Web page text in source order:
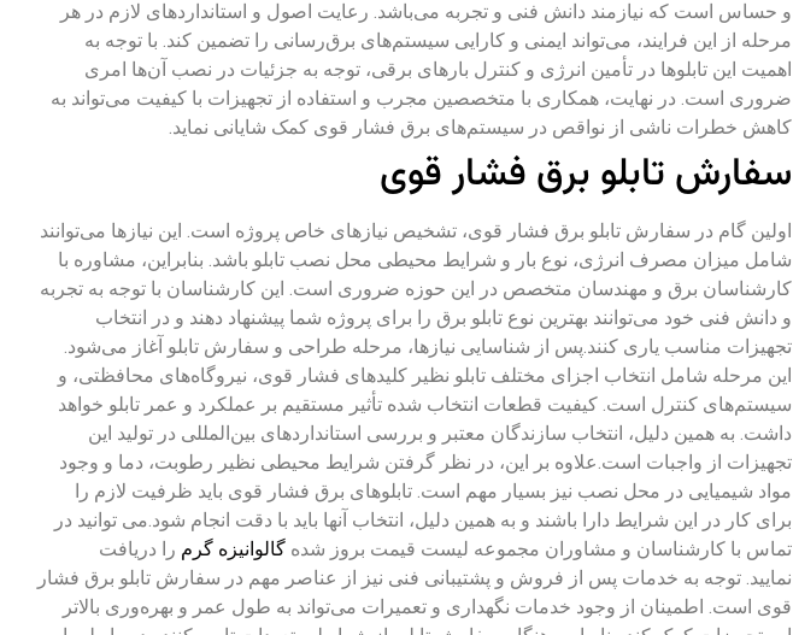
و حساس است که نیازمند دانش فنی و تجربه می‌باشد. رعایت اصول و استانداردهای لازم در هر
مرحله از این فرایند، می‌تواند ایمنی و کارایی سیستم‌های برق‌رسانی را تضمین کند. با توجه به
اهمیت این تابلوها در تأمین انرژی و کنترل بارهای برقی، توجه به جزئیات در نصب آن‌ها امری
ضروری است. در نهایت، همکاری با متخصصین مجرب و استفاده از تجهیزات با کیفیت می‌تواند به
کاهش خطرات ناشی از نواقص در سیستم‌های برق فشار قوی کمک شایانی نماید.
سفارش تابلو برق فشار قوی
اولین گام در سفارش تابلو برق فشار قوی، تشخیص نیازهای خاص پروژه است. این نیازها می‌توانند
شامل میزان مصرف انرژی، نوع بار و شرایط محیطی محل نصب تابلو باشد. بنابراین، مشاوره با
کارشناسان برق و مهندسان متخصص در این حوزه ضروری است. این کارشناسان با توجه به تجربه
و دانش فنی خود می‌توانند بهترین نوع تابلو برق را برای پروژه شما پیشنهاد دهند و در انتخاب
تجهیزات مناسب یاری کنند.پس از شناسایی نیازها، مرحله طراحی و سفارش تابلو آغاز می‌شود.
این مرحله شامل انتخاب اجزای مختلف تابلو نظیر کلیدهای فشار قوی، نیروگاه‌های محافظتی، و
سیستم‌های کنترل است. کیفیت قطعات انتخاب شده تأثیر مستقیم بر عملکرد و عمر تابلو خواهد
داشت. به همین دلیل، انتخاب سازندگان معتبر و بررسی استانداردهای بین‌المللی در تولید این
تجهیزات از واجبات است.علاوه بر این، در نظر گرفتن شرایط محیطی نظیر رطوبت، دما و وجود
مواد شیمیایی در محل نصب نیز بسیار مهم است. تابلوهای برق فشار قوی باید ظرفیت لازم را
برای کار در این شرایط دارا باشند و به همین دلیل، انتخاب آنها باید با دقت انجام شود.می توانید در
تماس با کارشناسان و مشاوران مجموعه لیست قیمت بروز شده گالوانیزه گرم را دریافت
نمایید. توجه به خدمات پس از فروش و پشتیبانی فنی نیز از عناصر مهم در سفارش تابلو برق فشار
قوی است. اطمینان از وجود خدمات نگهداری و تعمیرات می‌تواند به طول عمر و بهره‌وری بالاتر